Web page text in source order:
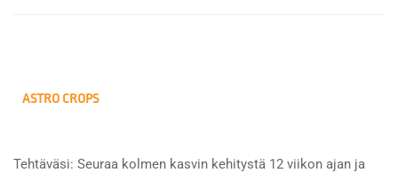
ASTRO CROPS
Tehtäväsi: Seuraa kolmen kasvin kehitystä 12 viikon ajan ja